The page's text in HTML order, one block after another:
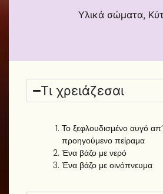
Υλικά σώματα,
Τι χρειάζεσαι
Το ξεφλουδισμένο αυγό
προηγούμενο πείραμα
Ένα βάζο με νερό
Ένα βάζο με οινόπνευμα